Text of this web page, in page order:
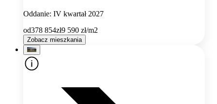
Oddanie: IV kwartał 2027
od378 854zł9 590 zł/m2
Zobacz mieszkania